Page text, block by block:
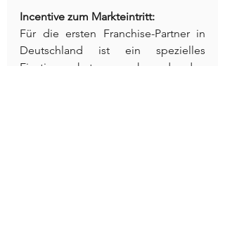
Incentive zum Markteintritt:
Für die ersten Franchise-Partner in
Deutschland ist ein spezielles
Einstiegspaket vorgesehen, das den